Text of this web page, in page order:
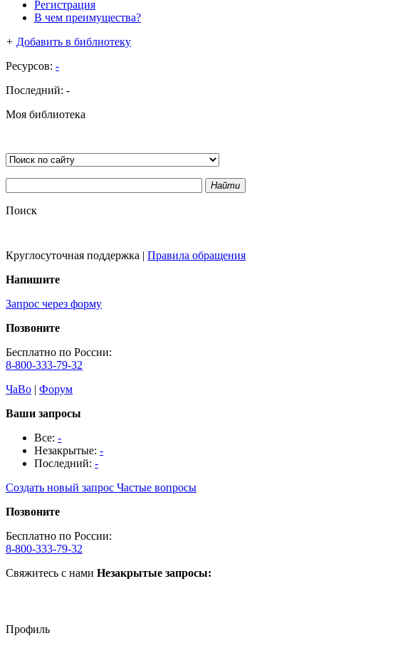
Регистрация
В чем преимущества?
+ Добавить в библиотеку
Ресурсов: -
Последний: -
Моя библиотека
Найти
Поиск
Круглосуточная поддержка | Правила обращения
Напишите
Запрос через форму
Позвоните
Бесплатно по России:
8-800-333-79-32
ЧаВо | Форум
Ваши запросы
Все: -
Незакрытые: -
Последний: -
Создать новый запрос Частые вопросы
Позвоните
Бесплатно по России:
8-800-333-79-32
Свяжитесь с нами Незакрытые запросы:
Профиль